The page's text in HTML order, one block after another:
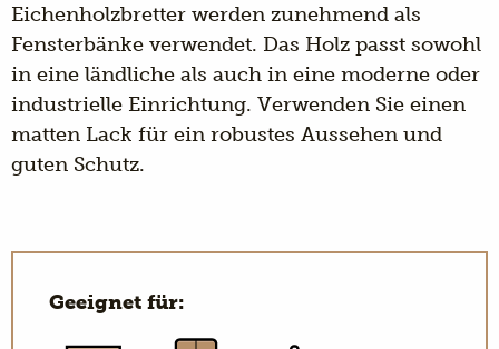
Eichenholzbretter werden zunehmend als
Fensterbänke verwendet. Das Holz passt sowohl
in eine ländliche als auch in eine moderne oder
industrielle Einrichtung. Verwenden Sie einen
matten Lack für ein robustes Aussehen und
guten Schutz.
Geeignet für: